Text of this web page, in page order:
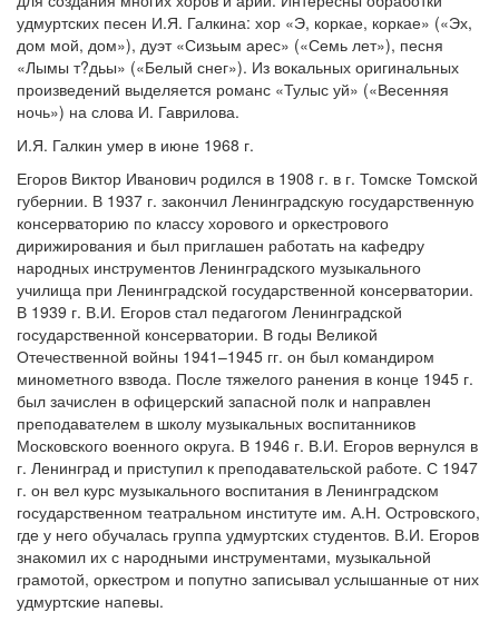
удмуртских песен И.Я. Галкина: хор «Э, коркае, коркае» («Эх,
дом мой, дом»), дуэт «Сизьым арес» («Семь лет»), песня
«Лымы т?дьы» («Белый снег»). Из вокальных оригинальных
произведений выделяется романс «Тулыс уй» («Весенняя
ночь») на слова И. Гаврилова.
И.Я. Галкин умер в июне 1968 г.
Егоров Виктор Иванович родился в 1908 г. в г. Томске Томской
губернии. В 1937 г. закончил Ленинградскую государственную
консерваторию по классу хорового и оркестрового
дирижирования и был приглашен работать на кафедру
народных инструментов Ленинградского музыкального
училища при Ленинградской государственной консерватории.
В 1939 г. В.И. Егоров стал педагогом Ленинградской
государственной консерватории. В годы Великой
Отечественной войны 1941–1945 гг. он был командиром
минометного взвода. После тяжелого ранения в конце 1945 г.
был зачислен в офицерский запасной полк и направлен
преподавателем в школу музыкальных воспитанников
Московского военного округа. В 1946 г. В.И. Егоров вернулся в
г. Ленинград и приступил к преподавательской работе. С 1947
г. он вел курс музыкального воспитания в Ленинградском
государственном театральном институте им. А.Н. Островского,
где у него обучалась группа удмуртских студентов. В.И. Егоров
знакомил их с народными инструментами, музыкальной
грамотой, оркестром и попутно записывал услышанные от них
удмуртские напевы.